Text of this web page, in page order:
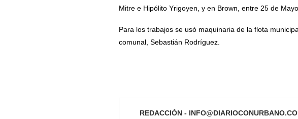
Mitre e Hipólito Yrigoyen, y en Brown, entre 25 de
Para los trabajos se usó maquinaria de la flota
comunal, Sebastián Rodríguez.
REDACCIÓN -